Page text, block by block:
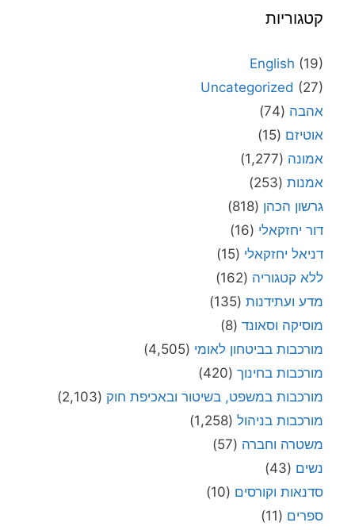
קטגוריות
English (19)
Uncategorized (27)
אהבה (74)
אוטיזם (15)
אמונה (1,277)
אמנות (253)
גרשון הכהן (818)
דור יחזקאלי (16)
דניאל יחזקאלי (15)
ללא קטגוריה (162)
מדע ועתידנות (135)
מוסיקה וסאונד (8)
מורכבות בביטחון לאומי (4,505)
מורכבות בחינוך (420)
מורכבות במשפט, בשיטור ובאכיפת חוק (2,103)
מורכבות בניהול (1,258)
משטרה וחברה (57)
נשים (43)
סדנאות וקורסים (10)
ספרים (11)